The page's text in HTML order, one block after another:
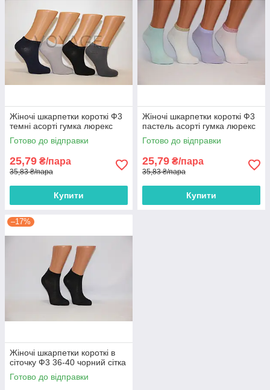
Жіночі шкарпетки короткі Ф3
темні асорті гумка люрекс
Готово до відправки
25,79 ₴/пара
35,83 ₴/пара
Купити
Жіночі шкарпетки короткі Ф3
пастель асорті гумка люрекс
Готово до відправки
25,79 ₴/пара
35,83 ₴/пара
Купити
–17%
Жіночі шкарпетки короткі в
сіточку Ф3 36-40 чорний сітка
Готово до відправки